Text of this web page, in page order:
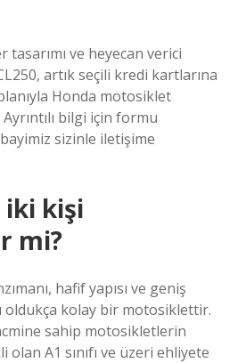
tasarımı ve heyecan verici
artık seçili kredi kartlarına
Honda motosiklet
bilgi için formu
sizinle iletişime
iki kişi
mi?
hafif yapısı ve geniş
oldukça kolay bir motosiklettir.
sahip motosikletlerin
olan A1 sınıfı ve üzeri ehliyete